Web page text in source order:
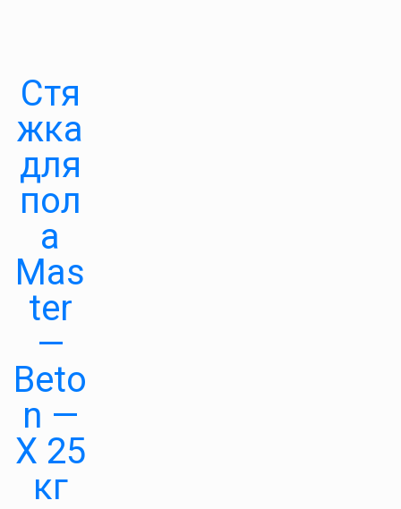
Стя
жка
для
пол
а
Mas
ter
—
Beto
n —
X 25
кг